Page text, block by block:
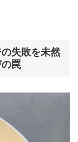
失敗を未然
罠